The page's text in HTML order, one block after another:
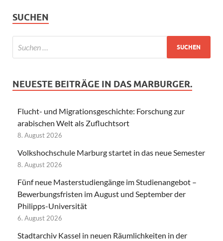
SUCHEN
NEUESTE BEITRÄGE IN DAS MARBURGER.
Flucht- und Migrationsgeschichte: Forschung zur
arabischen Welt als Zufluchtsort
8. August 2026
Volkshochschule Marburg startet in das neue Semester
8. August 2026
Fünf neue Masterstudiengänge im Studienangebot –
Bewerbungsfristen im August und September der
Philipps-Universität
6. August 2026
Stadtarchiv Kassel in neuen Räumlichkeiten in der